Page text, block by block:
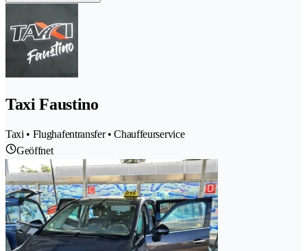
Taxi Faustino
Taxi • Flughafentransfer • Chauffeurservice
Geöffnet